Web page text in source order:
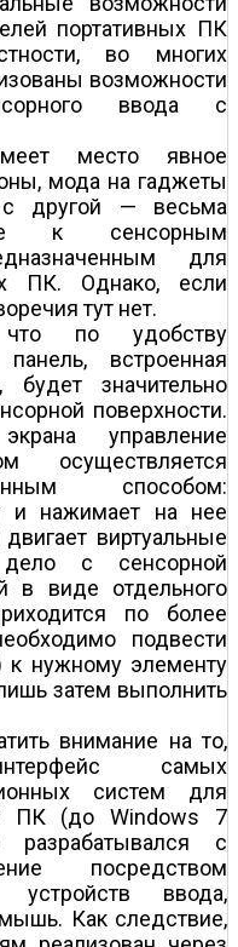
портативных ПК
во многих
возможности
ввода с
место явное
мода на гаджеты
другой — весьма
к сенсорным
для
ПК. Однако, если
тут нет.
что по удобству
встроенная
будет значительно
поверхности.
управление
осуществляется
способом:
и нажимает на нее
виртуальные
с сенсорной
в виде отдельного
по более
подвести
к нужному элементу
затем выполнить
внимание на то,
самых
систем для
ПК (до Windows 7
разрабатывался с
посредством
устройств ввода,
Как следствие,